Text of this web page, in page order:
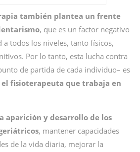
también plantea un frente
, que es un factor negativo
a todos los niveles, tanto físicos,
Por lo tanto, esta lucha contra
de partida de cada individuo– es
fisioterapeuta que trabaja en
aparición y desarrollo de los
, mantener capacidades
de la vida diaria, mejorar la